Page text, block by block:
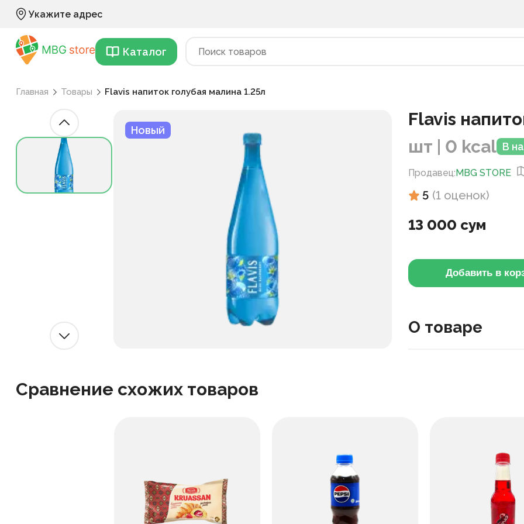
Укажите адрес
Каталог
Главная Товары Flavis напиток голубая малина 1.25л
Новый
Flavis
шт | 0 kcal В
Продавец:MBG STORE
5 (1 оценок)
13 000 сум
Добавить в
О товаре
Сравнение схожих товаров